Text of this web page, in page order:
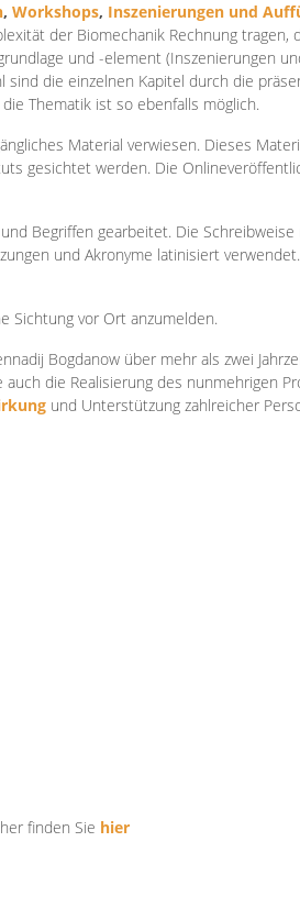
, Workshops, Inszenierungen und
der Biomechanik Rechnung tragen,
und -element (Inszenierungen
die einzelnen Kapitel durch die
Thematik ist so ebenfalls möglich.
Material verwiesen. Dieses
gesichtet werden. Die
Begriffen gearbeitet. Die
und Akronyme latinisiert
Sichtung vor Ort anzumelden.
Bogdanow über mehr als zwei
die Realisierung des nunmehrigen
und Unterstützung zahlreicher
finden Sie hier